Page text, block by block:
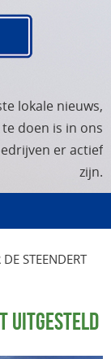
lokale nieuws,
doen is in ons
er actief
zijn.
STEENDERT
UITGESTELD